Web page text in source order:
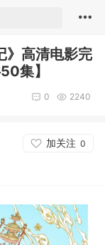
》高清电影完
集】
2240
0
加关注 0